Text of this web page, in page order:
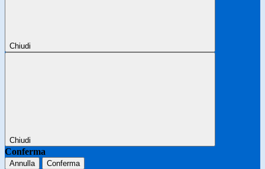
Chiudi
Chiudi
Conferma
Annulla Conferma